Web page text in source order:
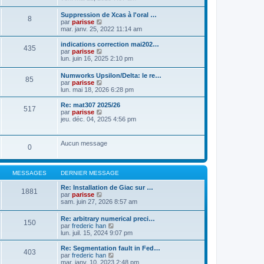
a
g
e
e
r
e
d
e
n
i
e
m
s
s
a
g
s
u
l
t
e
r
l
e
d
e
r
n
i
e
r
m
e
a
e
8
Suppression de Xcas à l'oral …
par parisse
o
n
s
l
e
r
e
d
e
n
e
r
m
s
s
a
e
mar. janv. 25, 2022 11:14 am
435
indications correction mai202…
par parisse
o
u
l
t
e
r
e
e
r
e
r
e
s
s
a
g
e
lun. juin 16, 2025 2:10 pm
85
Numworks Upsilon/Delta: le re…
par parisse
o
n
s
l
l
d
e
r
n
i
r
m
e
s
s
a
e
lun. mai 18, 2026 6:28 pm
517
Re: mat307 2025/26
par parisse
o
l
e
r
l
e
d
r
n
i
e
r
m
e
s
s
jeu. déc. 04, 2025 4:56 pm
0 Aucun message
MESSAGES DERNIER MESSAGE
1881
Re: Installation de Giac sur …
par parisse
o
u
l
t
e
r
l
sam. juin 27, 2026 8:57 am
150
Re: arbitrary numerical preci…
par frederic han
o
n
s
lun. juil. 15, 2024 9:07 pm
403
Re: Segmentation fault in Fed…
par frederic han
o
mar. janv. 10, 2023 2:48 pm